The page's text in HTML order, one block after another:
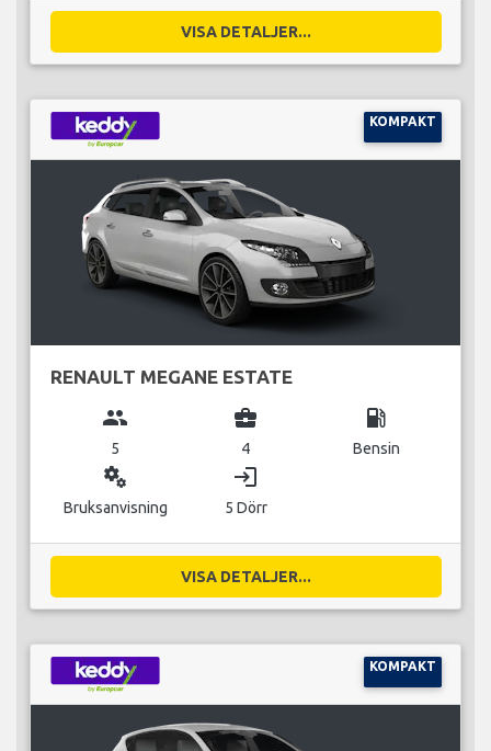
VISA DETALJER...
KOMPAKT
RENAULT MEGANE ESTATE
group
5
business_center
4
local_gas_station
Bensin
miscellaneous_services
Bruksanvisning
login
5 Dörr
VISA DETALJER...
KOMPAKT